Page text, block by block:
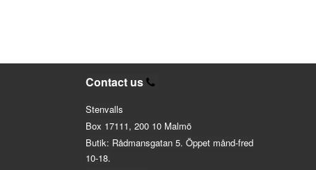
Contact us
Stenvalls
Box 17111, 200 10 Malmö
Butik: Rådmansgatan 5. Öppet månd-fred
10-18.